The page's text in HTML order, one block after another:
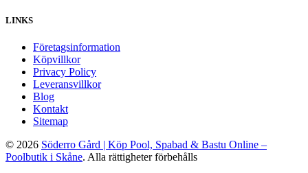
LINKS
Företagsinformation
Köpvillkor
Privacy Policy
Leveransvillkor
Blog
Kontakt
Sitemap
© 2026 Söderro Gård | Köp Pool, Spabad & Bastu Online –
Poolbutik i Skåne. Alla rättigheter förbehålls